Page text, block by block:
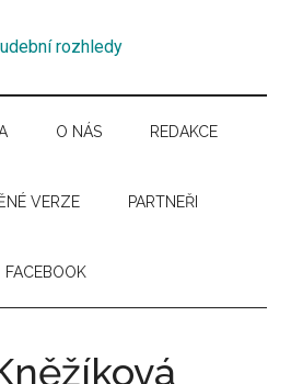
O NÁS REDAKCE
VERZE PARTNEŘI
FACEBOOK